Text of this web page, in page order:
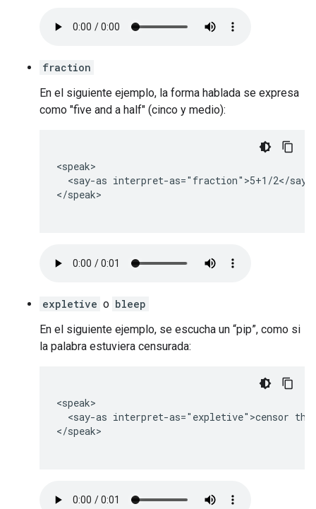
fraction
En el siguiente ejemplo, la forma hablada se expresa
como "five and a half" (cinco y medio):
<speak>
<say-as interpret-as="fraction">5+1/2</say-
</speak>
expletive o bleep
En el siguiente ejemplo, se escucha un “pip”, como si
la palabra estuviera censurada:
<speak>
<say-as interpret-as="expletive">censor
</speak>